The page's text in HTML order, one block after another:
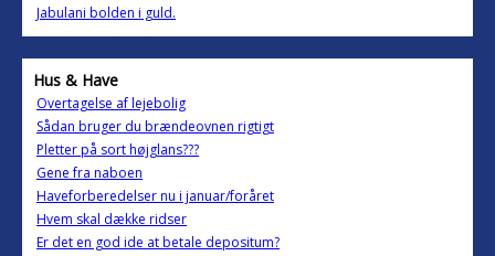
Jabulani bolden i guld.
Hus & Have
Overtagelse af lejebolig
Sådan bruger du brændeovnen rigtigt
Pletter på sort højglans???
Gene fra naboen
Haveforberedelser nu i januar/foråret
Hvem skal dække ridser
Er det en god ide at betale depositum?